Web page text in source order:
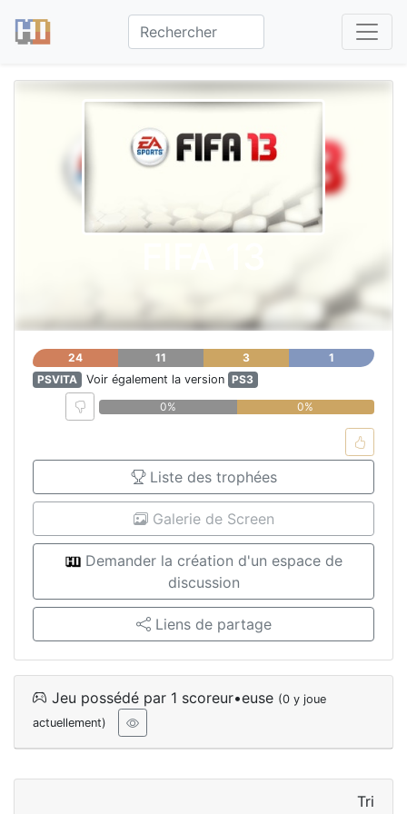
24 11 3
1
PSVITA
Voir également la version PS3
0%
0%
Liste des trophées
Galerie de Screen
Demander la création d'un espace de
discussion
Liens de partage
Jeu possédé par 1 scoreur•euse (0 y joue
actuellement)
Tri